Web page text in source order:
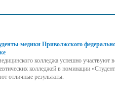
медики Приволжского
колледжа успешно участвуют
колледжей в номинации
отличные результаты.